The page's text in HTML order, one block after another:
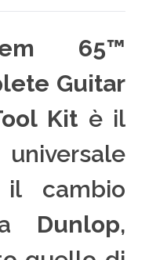
65™
Guitar
Kit è il
cambio
Dunlop,